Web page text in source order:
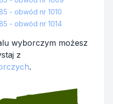
- obwód nr 1010
- obwód nr 1014
wyborczym możesz
z
.